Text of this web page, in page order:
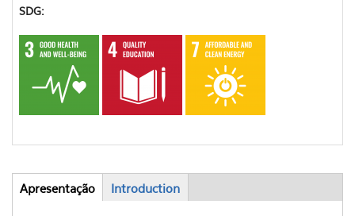
SDG:
Abas
Apresentação (aba
ativa)
Introduction